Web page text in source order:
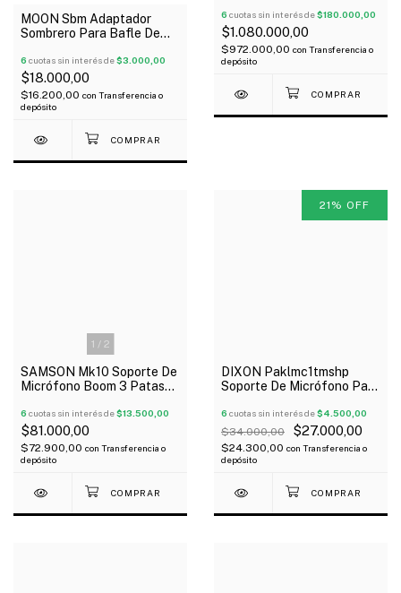
MOON Sbm Adaptador
Sombrero Para Bafle De
6 cuotas sin interés de$3.000,00
$18.000,00
$16.200,00 con Transferencia o
depósito
6 cuotas sin interés de$180.000,00
$1.080.000,00
$972.000,00 con Transferencia o
depósito
1 / 2
SAMSON Mk10 Soporte De
Micrófono Boom 3 Patas
6 cuotas sin interés de$13.500,00
$81.000,00
$72.900,00 con Transferencia o
depósito
21 % OFF
DIXON Paklmc1tmshp
Soporte De Micrófono Para
Oferta!
6 cuotas sin interés de$4.500,00
$34.000,00 $27.000,00
$24.300,00 con Transferencia o
depósito